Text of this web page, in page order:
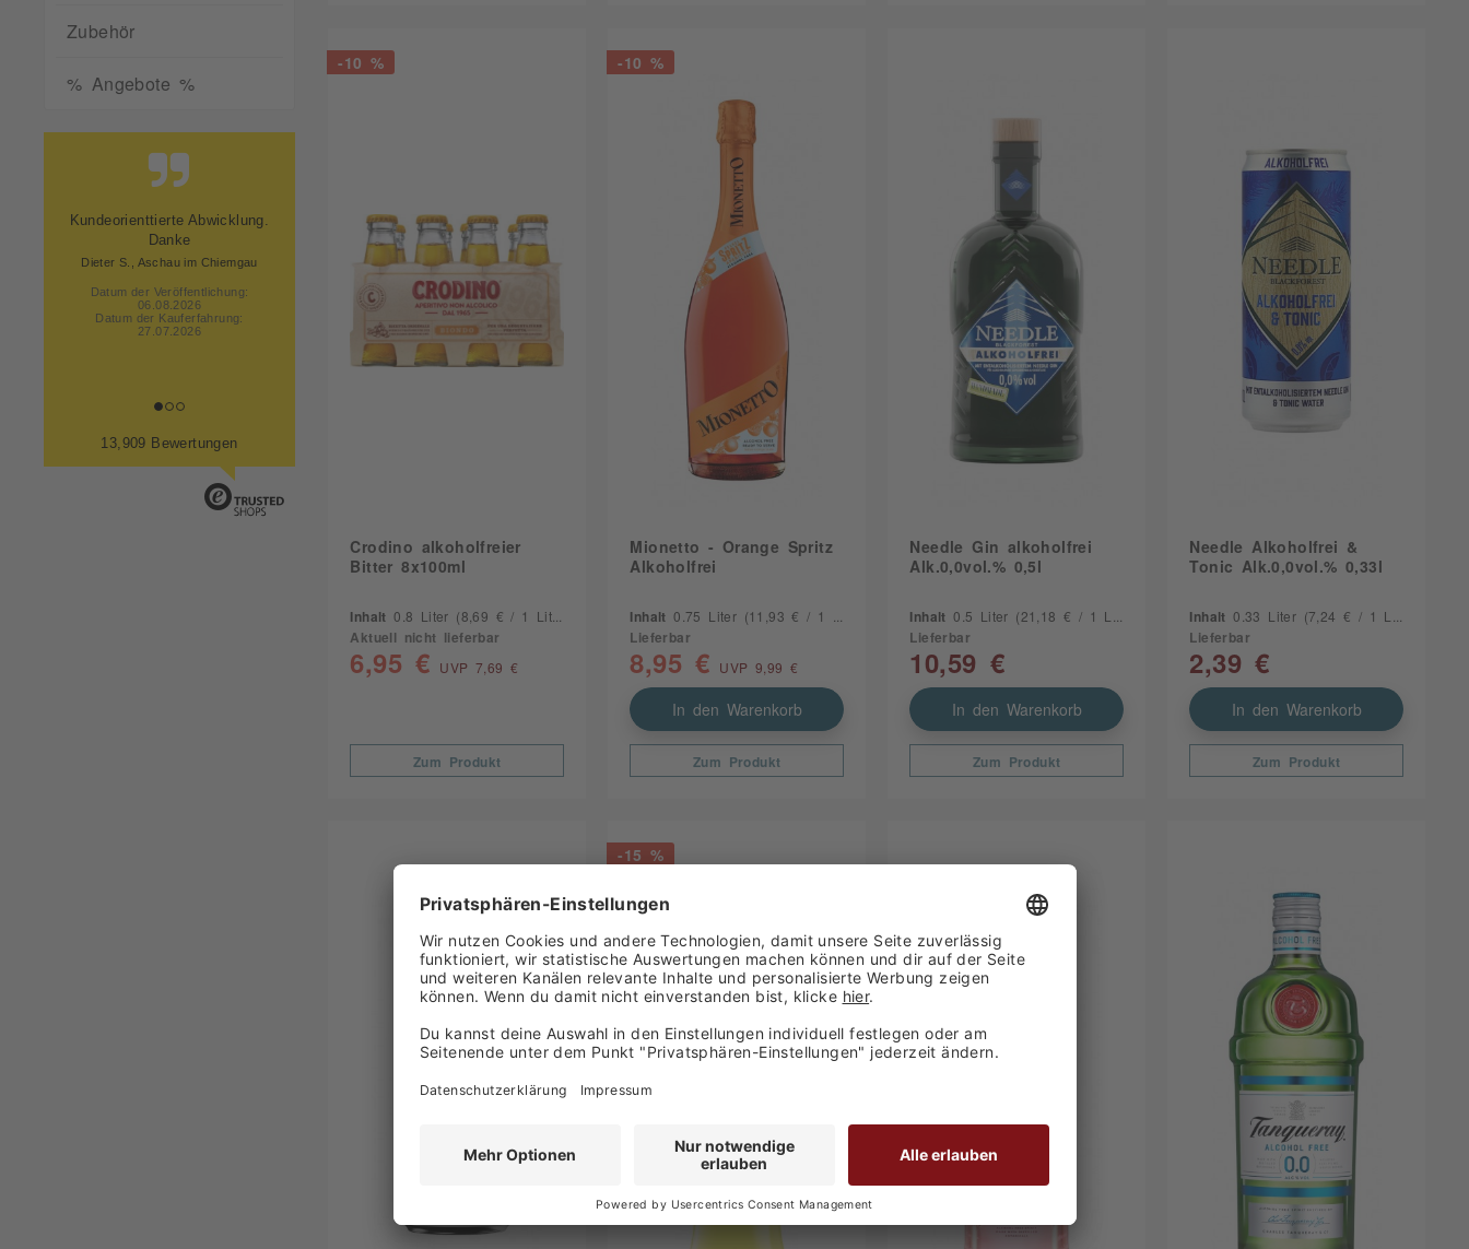
Zubehör
% Angebote %
Schnelle Lieferung. Gut
verpackt. Qualität wie immer
gut.
Datum der Veröffentlichung:
06.08.2026
Datum der Kauferfahrung:
27.07.2026
13,909 Bewertungen
-10 %
Crodino alkoholfreier
Bitter 8x100ml
Inhalt0.8 Liter (8,69 € / 1 Liter)
Aktuell nicht lieferbar
6,95 € UVP 7,69 €
Zum Produkt
-10 %
Mionetto - Orange Spritz
Alkoholfrei
Inhalt0.75 Liter
(11,93 € / 1 Liter)
Lieferbar
8,95 € UVP 9,99 €
In den Warenkorb
Zum Produkt
Needle Gin alkoholfrei
Alk.0,0vol.% 0,5l
Inhalt0.5 Liter (21,18 € / 1 Liter)
Lieferbar
10,59 €
In den Warenkorb
Zum Produkt
Needle Alkoholfrei &
Tonic Alk.0,0vol.% 0,33l
Inhalt0.33 Liter
(7,24 € / 1 Liter)
Lieferbar
2,39 €
In den Warenkorb
Zum Produkt
-15 %